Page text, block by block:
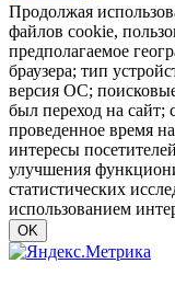
Продолжая
файлов cookie,
предполагаемое
браузера; тип
версия ОС;
был переход на
проведенное время
интересы
улучшения
статистических
использованием
OK